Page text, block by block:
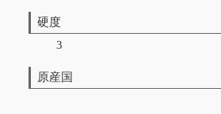
硬度
3
原産国